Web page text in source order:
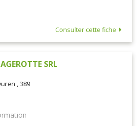
Consulter cette fiche
SRL
, 389